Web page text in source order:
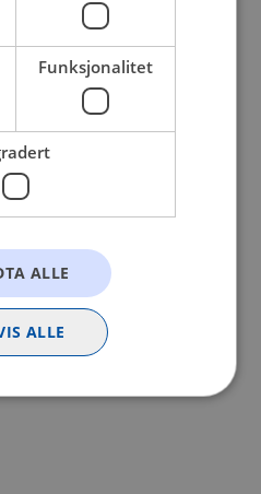
more information).
Funksjonalitet
ALLE
ALLE